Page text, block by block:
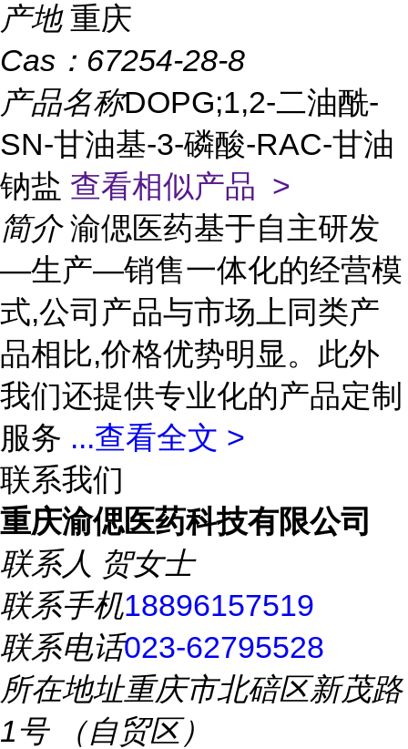
产地 重庆
Cas： 67254-28-8
产品名称DOPG;1,2-二油酰-
SN-甘油基-3-磷酸-RAC-甘油
钠盐 查看相似产品 >
简介 渝偲医药基于自主研发
—生产—销售一体化的经营模
式,公司产品与市场上同类产
品相比,价格优势明显。此外
我们还提供专业化的产品定制
服务 ...查看全文 >
联系我们
重庆渝偲医药科技有限公司
联系人 贺女士
联系手机18896157519
联系电话023-62795528
所在地址重庆市北碚区新茂路
1号 （自贸区）